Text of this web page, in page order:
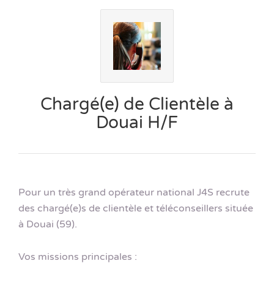
Chargé(e) de Clientèle à
Douai H/F
Pour un très grand opérateur national J4S recrute
des chargé(e)s de clientèle et téléconseillers située
à Douai (59).
Vos missions principales :